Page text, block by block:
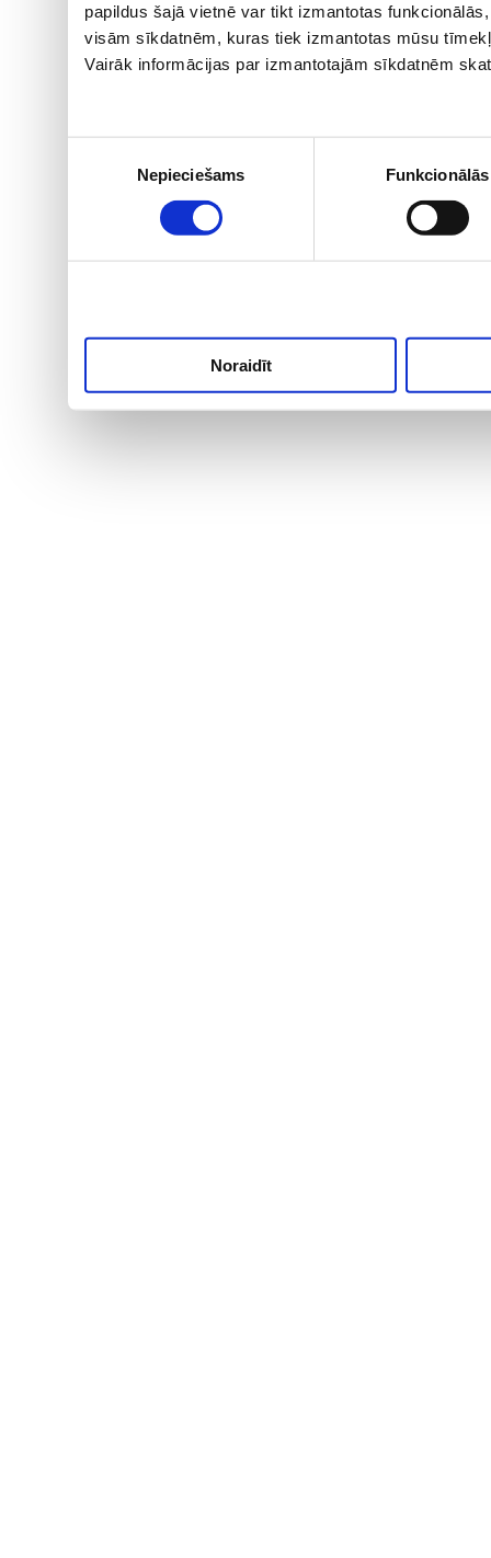
papildus šajā vietnē var tikt izmantotas
visām sīkdatnēm, kuras tiek izmantotas mūsu
Vairāk informācijas par izmantotajām sīkdatnēm
Nepieciešams Funkcionālās
Noraidīt